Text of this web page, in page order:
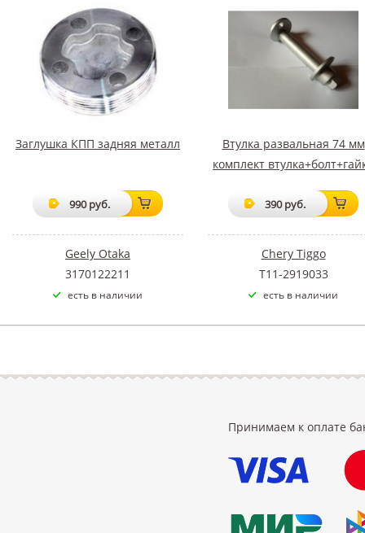
Заглушка КПП задняя металл
990 руб.
Geely Otaka
3170122211
есть в наличии
Втулка развальная 74 мм
комплект
390 руб.
Chery Tiggo
T11-2919033
есть в наличии
Принимаем к оплате